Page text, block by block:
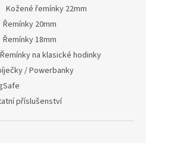
Kožené řemínky 22mm
Řemínky 20mm
Řemínky 18mm
Řemínky na klasické hodinky
/ Powerbanky
příslušenství